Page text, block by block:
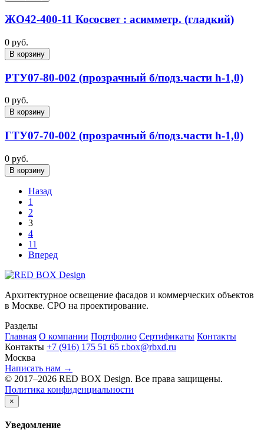
ЖО42-400-11 Кососвет : асимметр. (гладкий)
0 руб.
В корзину
РТУ07-80-002 (прозрачный б/подз.части h-1,0)
0 руб.
В корзину
ГТУ07-70-002 (прозрачный б/подз.части h-1,0)
0 руб.
В корзину
Назад
1
2
3
4
11
Вперед
Архитектурное освещение фасадов и коммерческих объектов
в Москве. СРО на проектирование.
Разделы
Главная О компании Портфолио Сертификаты Контакты
Контакты +7 (916) 175 51 65 r.box@rbxd.ru
Москва
Написать нам →
© 2017–2026 RED BOX Design. Все права защищены.
Политика конфиденциальности
×
Уведомление